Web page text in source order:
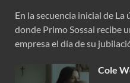
En la secuencia inicial de La
donde Primo Sossai recibe
empresa el día de su
Cole